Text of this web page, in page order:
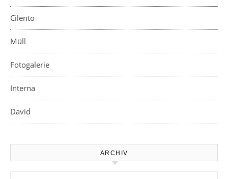
Cilento
Müll
Fotogalerie
Interna
David
ARCHIV